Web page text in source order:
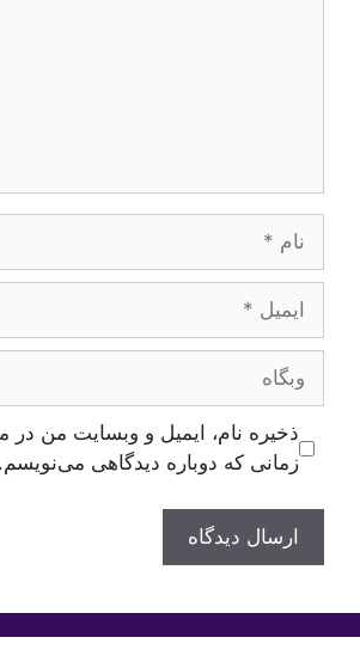
ایمیل
وبگاه
ذخیره نام، ایمیل و وبسایت من در
زمانی که دوباره دیدگاهی می‌نویسم.